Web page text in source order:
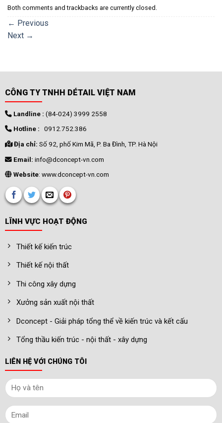
Both comments and trackbacks are currently closed.
← Previous
Next →
CÔNG TY TNHH DÉTAIL VIỆT NAM
Landline : (84-024) 3999 2558
Hotline : 0912.752.386
Địa chỉ: Số 92, phố Kim Mã, P. Ba Đình, TP. Hà Nội
Email: info@dconcept-vn.com
Website: www.dconcept-vn.com
LĨNH VỰC HOẠT ĐỘNG
Thiết kế kiến trúc
Thiết kế nội thất
Thi công xây dựng
Xưởng sản xuất nội thất
Dconcept - Giải pháp tổng thể về kiến trúc và kết cấu
Tổng thầu kiến trúc - nội thất - xây dựng
LIÊN HỆ VỚI CHÚNG TÔI